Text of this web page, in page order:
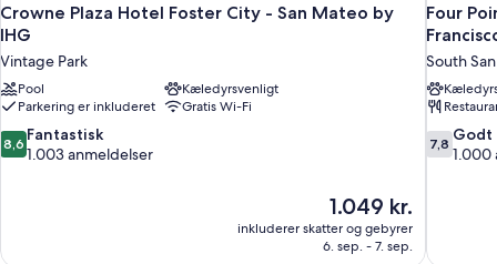
Crowne Plaza Hotel Foster City - San Mateo by
IHG
Vintage Park
Pool
Kæledyrsvenligt
Parkering er inkluderet
Gratis Wi-Fi
8.6
ud
anmeldelser
8,6 Fantastisk
1.003 anmeldelser
Prisen
er
1.049 kr.
1.049 kr.
inkluderer skatter og gebyrer
6. sep. - 7. sep.
Four
South
7.8
ud
7,8 Godt
1.000